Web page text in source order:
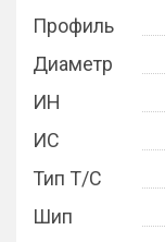
Профиль
Диаметр
ИН
ИС
Тип Т/С
Шип